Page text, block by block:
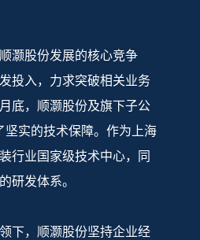
灏股份发展的核心竞争
投入，力求突破相关业务
底，顺灏股份及旗下子公
坚实的技术保障。作为上海
行业国家级技术中心，同
研发体系。
下，顺灏股份坚持企业经